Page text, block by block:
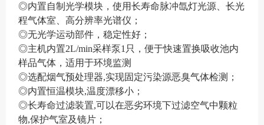
◎内置自制光学模块 ，使用长寿命脉冲氙灯光源、长光
程气体室、高分辨率光谱仪；
◎无光学运动部件 ，稳定性好；
◎主机内置2L/min采样泵1只，便于快速置换吸收池内
样品气体，适用于环境监测
◎选配烟气预处理器,实现固定污染源恶臭气体检测 ；
◎内置恒温模块,温度漂移小 ；
◎长寿命过滤装置,可以在恶劣环境下过滤空气中颗粒
物,保护气室及镜片；